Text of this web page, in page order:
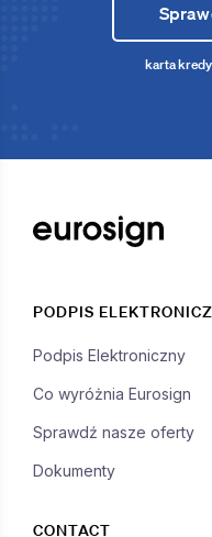
karta
PODPIS
Podpis Elektroniczny
Co wyróżnia Eurosign
Sprawdź nasze oferty
Dokumenty
CONTACT